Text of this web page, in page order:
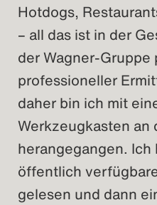
Hotdogs,
– all das ist in der
der Wagner-Gruppe
professioneller
daher bin ich mit
Werkzeugkasten an
herangegangen.
öffentlich
gelesen und dann